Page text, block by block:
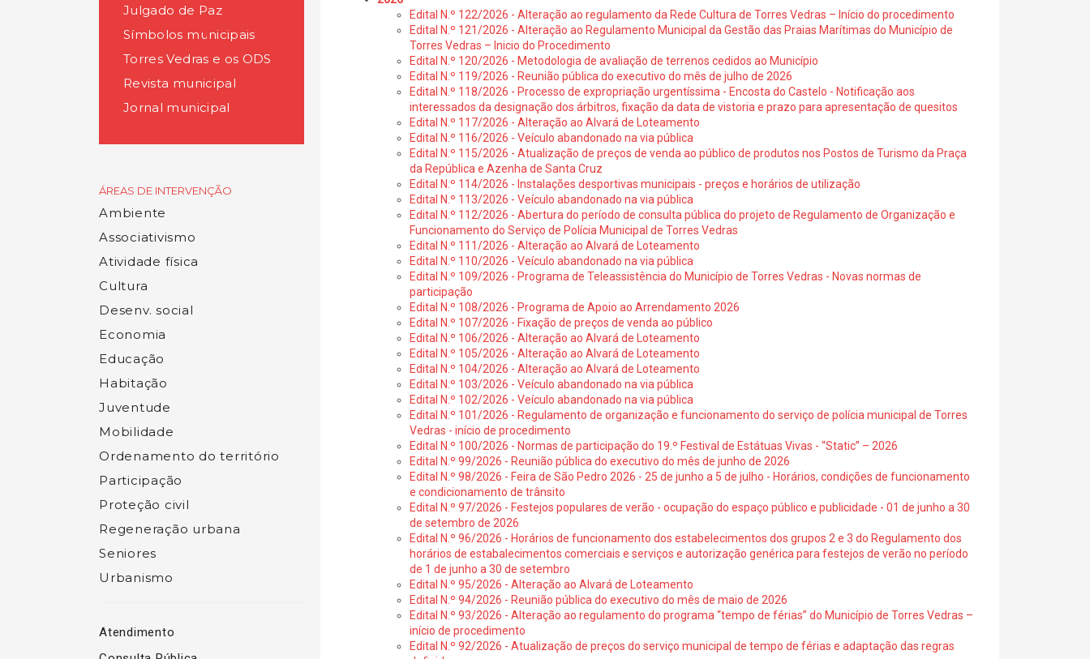
Julgado de Paz
Símbolos municipais
Torres Vedras e os ODS
Revista municipal
Jornal municipal
ÁREAS DE INTERVENÇÃO
Ambiente
Associativismo
Atividade física
Cultura
Desenv. social
Economia
Educação
Habitação
Juventude
Mobilidade
Ordenamento do território
Participação
Proteção civil
Regeneração urbana
Seniores
Urbanismo
Atendimento
Edital N.º 122/2026 - Alteração ao regulamento da Rede Cultura de Torres Vedras – Início do procedimento
Edital N.º 121/2026 - Alteração ao Regulamento Municipal da Gestão das Praias Marítimas do Município de
Torres Vedras – Inicio do Procedimento
Edital N.º 120/2026 - Metodologia de avaliação de terrenos cedidos ao Município
Edital N.º 119/2026 - Reunião pública do executivo do mês de julho de 2026
Edital N.º 118/2026 - Processo de expropriação urgentíssima - Encosta do Castelo - Notificação aos
interessados da designação dos árbitros, fixação da data de vistoria e prazo para apresentação de quesitos
Edital N.º 117/2026 - Alteração ao Alvará de Loteamento
Edital N.º 116/2026 - Veículo abandonado na via pública
Edital N.º 115/2026 - Atualização de preços de venda ao público de produtos nos Postos de Turismo da Praça
da República e Azenha de Santa Cruz
Edital N.º 114/2026 - Instalações desportivas municipais - preços e horários de utilização
Edital N.º 113/2026 - Veículo abandonado na via pública
Edital N.º 112/2026 - Abertura do período de consulta pública do projeto de Regulamento de Organização e
Funcionamento do Serviço de Polícia Municipal de Torres Vedras
Edital N.º 111/2026 - Alteração ao Alvará de Loteamento
Edital N.º 110/2026 - Veículo abandonado na via pública
Edital N.º 109/2026 - Programa de Teleassistência do Município de Torres Vedras - Novas normas de
participação
Edital N.º 108/2026 - Programa de Apoio ao Arrendamento 2026
Edital N.º 107/2026 - Fixação de preços de venda ao público
Edital N.º 106/2026 - Alteração ao Alvará de Loteamento
Edital N.º 105/2026 - Alteração ao Alvará de Loteamento
Edital N.º 104/2026 - Alteração ao Alvará de Loteamento
Edital N.º 103/2026 - Veículo abandonado na via pública
Edital N.º 102/2026 - Veículo abandonado na via pública
Edital N.º 101/2026 - Regulamento de organização e funcionamento do serviço de polícia municipal de Torres
Vedras - início de procedimento
Edital N.º 100/2026 - Normas de participação do 19.º Festival de Estátuas Vivas - “Static” – 2026
Edital N.º 99/2026 - Reunião pública do executivo do mês de junho de 2026
Edital N.º 98/2026 - Feira de São Pedro 2026 - 25 de junho a 5 de julho - Horários, condições de funcionamento
e condicionamento de trânsito
Edital N.º 97/2026 - Festejos populares de verão - ocupação do espaço público e publicidade - 01 de junho a 30
de setembro de 2026
Edital N.º 96/2026 - Horários de funcionamento dos estabelecimentos dos grupos 2 e 3 do Regulamento dos
horários de estabalecimentos comerciais e serviços e autorização genérica para festejos de verão no período
de 1 de junho a 30 de setembro
Edital N.º 95/2026 - Alteração ao Alvará de Loteamento
Edital N.º 94/2026 - Reunião pública do executivo do mês de maio de 2026
Edital N.º 93/2026 - Alteração ao regulamento do programa “tempo de férias” do Município de Torres Vedras –
início de procedimento
Edital N.º 92/2026 - Atualização de preços do serviço municipal de tempo de férias e adaptação das regras